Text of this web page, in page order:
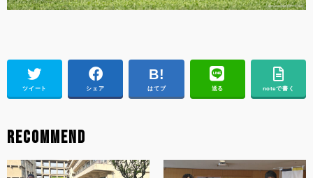
ツイート シェア はてブ 送る noteで書く
RECOMMEND